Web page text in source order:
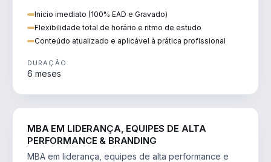
Inicio imediato (100% EAD e Gravado)
Flexibilidade total de horário e ritmo de estudo
Conteúdo atualizado e aplicável à prática profissional
DURAÇÃO
6 meses
MBA EM LIDERANÇA, EQUIPES DE ALTA
PERFORMANCE & BRANDING
MBA em liderança, equipes de alta performance e